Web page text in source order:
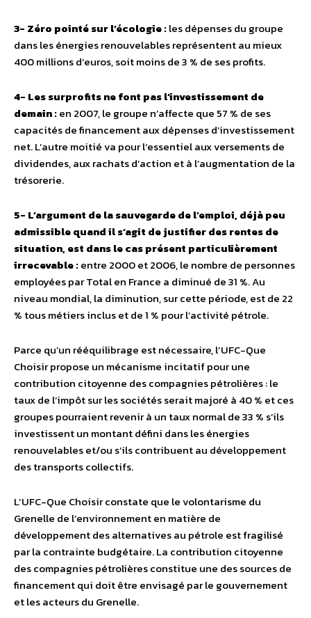
3- Zéro pointé sur l’écologie :les dépenses du groupe
dans les énergies renouvelables représentent au mieux
400 millions d’euros, soit moins de 3 % de ses profits.
4- Les surprofits ne font pas l’investissement de
demain :en 2007, le groupe n’affecte que 57 % de ses
capacités de financement aux dépenses d’investissement
net. L’autre moitié va pour l’essentiel aux versements de
dividendes, aux rachats d’action et à l’augmentation de la
trésorerie.
5- L’argument de la sauvegarde de l’emploi, déjà peu
admissible quand il s’agit de justifier des rentes de
situation, est dans le cas présent particulièrement
irrecevable :entre 2000 et 2006, le nombre de personnes
employées par Total en France a diminué de 31 %. Au
niveau mondial, la diminution, sur cette période, est de 22
% tous métiers inclus et de 1 % pour l’activité pétrole.
Parce qu’un rééquilibrage est nécessaire, l’UFC-Que
Choisir propose un mécanisme incitatif pour une
contribution citoyenne des compagnies pétrolières : le
taux de l’impôt sur les sociétés serait majoré à 40 % et ces
groupes pourraient revenir à un taux normal de 33 % s’ils
investissent un montant défini dans les énergies
renouvelables et/ou s’ils contribuent au développement
des transports collectifs.
L’UFC-Que Choisir constate que le volontarisme du
Grenelle de l’environnement en matière de
développement des alternatives au pétrole est fragilisé
par la contrainte budgétaire. La contribution citoyenne
des compagnies pétrolières constitue une des sources de
financement qui doit être envisagé par le gouvernement
et les acteurs du Grenelle.